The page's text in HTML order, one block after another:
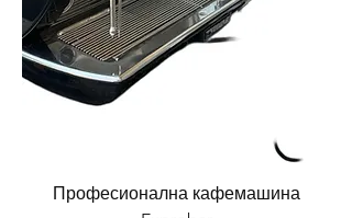
Професионална кафемашина